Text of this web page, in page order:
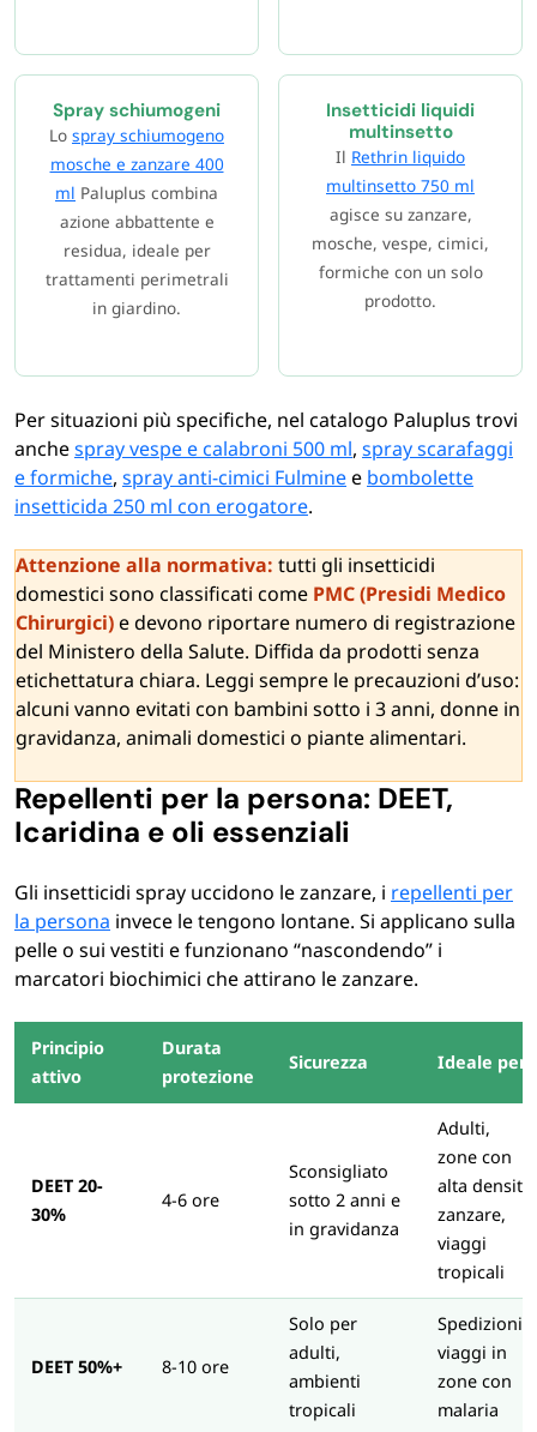
Spray schiumogeni
Lo spray schiumogeno
mosche e zanzare 400
ml Paluplus combina
azione abbattente e
residua, ideale per
trattamenti perimetrali
in giardino.
Insetticidi liquidi
multinsetto
Il Rethrin liquido
multinsetto 750 ml
agisce su zanzare,
mosche, vespe, cimici,
formiche con un solo
prodotto.
Per situazioni più specifiche, nel catalogo Paluplus trovi
anchespray vespe e calabroni 500 ml, spray scarafaggi
e formiche, spray anti-cimici Fulminee bombolette
insetticida 250 ml con erogatore.
Attenzione alla normativa: tutti gli insetticidi
domestici sono classificati come PMC (Presidi Medico
Chirurgici)e devono riportare numero di registrazione
del Ministero della Salute. Diffida da prodotti senza
etichettatura chiara. Leggi sempre le precauzioni d’uso:
alcuni vanno evitati con bambini sotto i 3 anni, donne in
gravidanza, animali domestici o piante alimentari.
Repellenti per la persona: DEET,
Icaridina e oli essenziali
Gli insetticidi spray uccidono le zanzare, i repellenti per
la persona invece le tengono lontane. Si applicano sulla
pelle o sui vestiti e funzionano “nascondendo” i
marcatori biochimici che attirano le zanzare.
Principio
attivo
Durata
protezione
Sicurezza Ideale per
DEET 20-
30%
4-6 ore
Sconsigliato
sotto 2 anni e
in gravidanza
Adulti,
zone con
alta densità
zanzare,
viaggi
tropicali
DEET 50%+ 8-10 ore
Solo per
adulti,
ambienti
tropicali
Spedizioni,
viaggi in
zone con
malaria